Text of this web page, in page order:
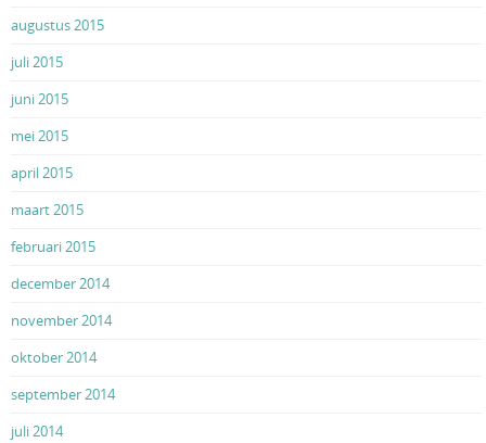
augustus 2015
juli 2015
juni 2015
mei 2015
april 2015
maart 2015
februari 2015
december 2014
november 2014
oktober 2014
september 2014
juli 2014